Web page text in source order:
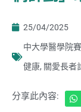
25/04/2025
中大學醫學院
健康, 關愛長者
分享此內容: